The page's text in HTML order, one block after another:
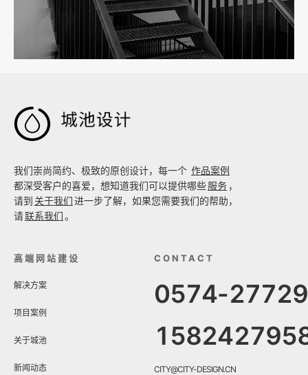
工厂短视频拍摄后，怎样放进官网帮助客户判断实力

我们崇尚简约、极致的原创设计，每一个 作品案例
都深受客户的喜爱，想知道我们可以提供哪些服务 ，
请到 关于我们进一步了解，如果您需要我们的帮助，
请联系我们。
高端网站建设
解决方案
项目案例
关于城池
新闻动态
CONTACT
0574-
CITY@CITY-DESIGN.CN